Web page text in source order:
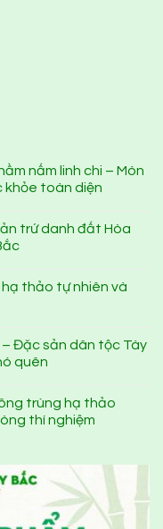
nấm linh chi – Món
khỏe toàn diện
trứ danh đất Hòa
thảo tự nhiên và
Đặc sản dân tộc Tày
quên
trùng hạ thảo
thí nghiệm